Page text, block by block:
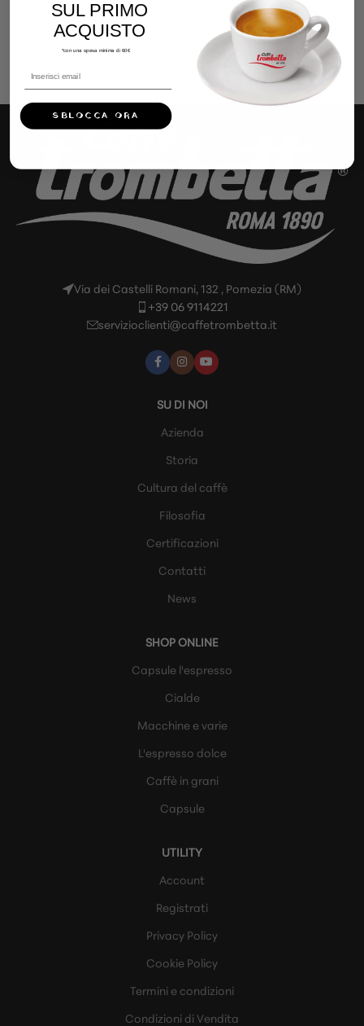
Via dei Castelli Romani, 132 , Pomezia (RM)
+39 06 9114221
servizioclienti@caffetrombetta.it
SU DI NOI
Azienda
Storia
Cultura del caffè
Filosofia
Certificazioni
Contatti
News
SHOP ONLINE
Capsule l'espresso
Cialde
Macchine e varie
L'espresso dolce
Caffè in grani
Capsule
UTILITY
Account
Registrati
Privacy Policy
Cookie Policy
Termini e condizioni
Condizioni di Vendita
SUL PRIMO
ACQUISTO
*con una spesa minima di 60€
SBLOCCA ORA